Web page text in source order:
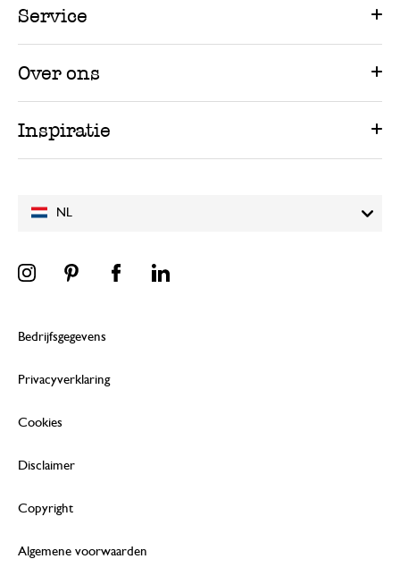
NL
Service
Over ons
Inspiratie
Bedrijfsgegevens
Privacyverklaring
Cookies
Disclaimer
Copyright
Algemene voorwaarden